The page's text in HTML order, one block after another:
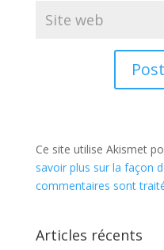
Ce site utilise Akismet
savoir plus sur la façon
commentaires sont
Articles récents